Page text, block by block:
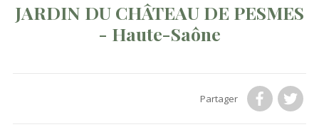
JARDIN DU CHÂTEAU DE PESMES
- Haute-Saône
Partager